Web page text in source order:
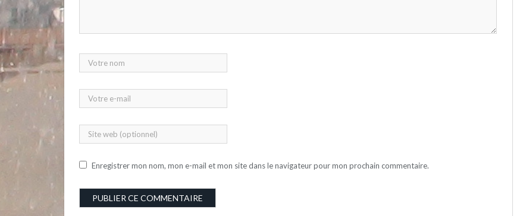
Enregistrer mon nom, mon e-mail et mon site dans le navigateur pour mon prochain commentaire.